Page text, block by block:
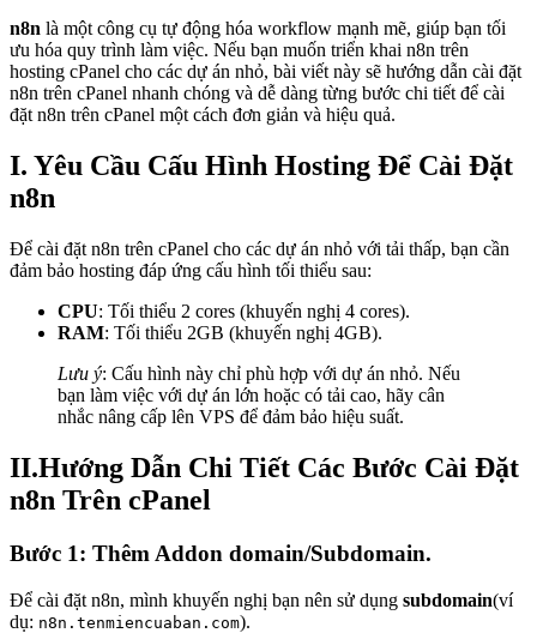
n8n là một công cụ tự động hóa workflow mạnh mẽ, giúp bạn tối
ưu hóa quy trình làm việc. Nếu bạn muốn triển khai n8n trên
hosting cPanel cho các dự án nhỏ, bài viết này sẽ hướng dẫn cài đặt
n8n trên cPanel nhanh chóng và dễ dàng từng bước chi tiết để cài
đặt n8n trên cPanel một cách đơn giản và hiệu quả.
I. Yêu Cầu Cấu Hình Hosting Để Cài Đặt
n8n
Để cài đặt n8n trên cPanel cho các dự án nhỏ với tải thấp, bạn cần
đảm bảo hosting đáp ứng cấu hình tối thiểu sau:
CPU: Tối thiểu 2 cores (khuyến nghị 4 cores).
RAM: Tối thiểu 2GB (khuyến nghị 4GB).
Lưu ý: Cấu hình này chỉ phù hợp với dự án nhỏ. Nếu
bạn làm việc với dự án lớn hoặc có tải cao, hãy cân
nhắc nâng cấp lên VPS để đảm bảo hiệu suất.
II.Hướng Dẫn Chi Tiết Các Bước Cài Đặt
n8n Trên cPanel
Bước 1: Thêm Addon domain/Subdomain.
Để cài đặt n8n, mình khuyến nghị bạn nên sử dụng subdomain(ví
dụ: n8n.tenmiencuaban.com).